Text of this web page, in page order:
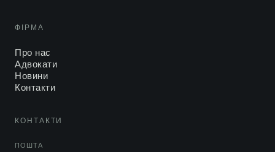
ФІРМА
Про нас
Адвокати
Новини
Контакти
КОНТАКТИ
ПОШТА